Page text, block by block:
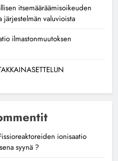
itsemääräämisoikeuden
valuvioista
ilmastonmuutoksen
ionisaatio
syynä ?